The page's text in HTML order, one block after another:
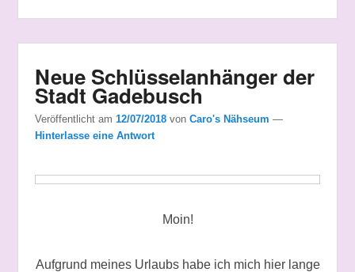
Neue Schlüsselanhänger der
Stadt Gadebusch
Veröffentlicht am 12/07/2018 von Caro's Nähseum —
Hinterlasse eine Antwort
Moin!
Aufgrund meines Urlaubs habe ich mich hier lange